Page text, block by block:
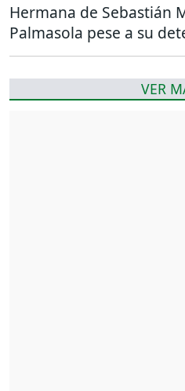
Hermana de Sebastián
Palmasola pese a su
VER